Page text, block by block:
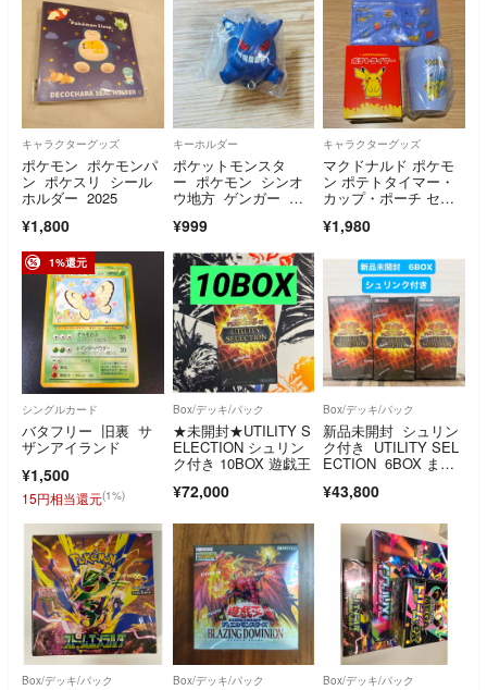
キャラクターグッズ
ポケモン ポケモンパ
ン ポケスリ シール
ホルダー 2025
¥1,800
キーホルダー
ポケットモンスタ
ー ポケモン シンオ
ウ地方 ゲンガー マ
ム 雑貨
¥999
キャラクターグッズ
マクドナルド ポケモ
ン ポテトタイマー・
カップ・ポーチ セッ
¥1,980
1%還元
シングルカード
バタフリー 旧裏 サ
ザンアイランド
¥1,500
15円相当還元(1%)
Box/デッキ/パック
★未開封★UTILITY S
ELECTION シュリン
ク付き 10BOX 遊戯王
¥72,000
Box/デッキ/パック
新品未開封 シュリン
ク付き UTILITY SEL
ECTION 6BOX まと
¥43,800
Box/デッキ/パック Box/デッキ/パック Box/デッキ/パック